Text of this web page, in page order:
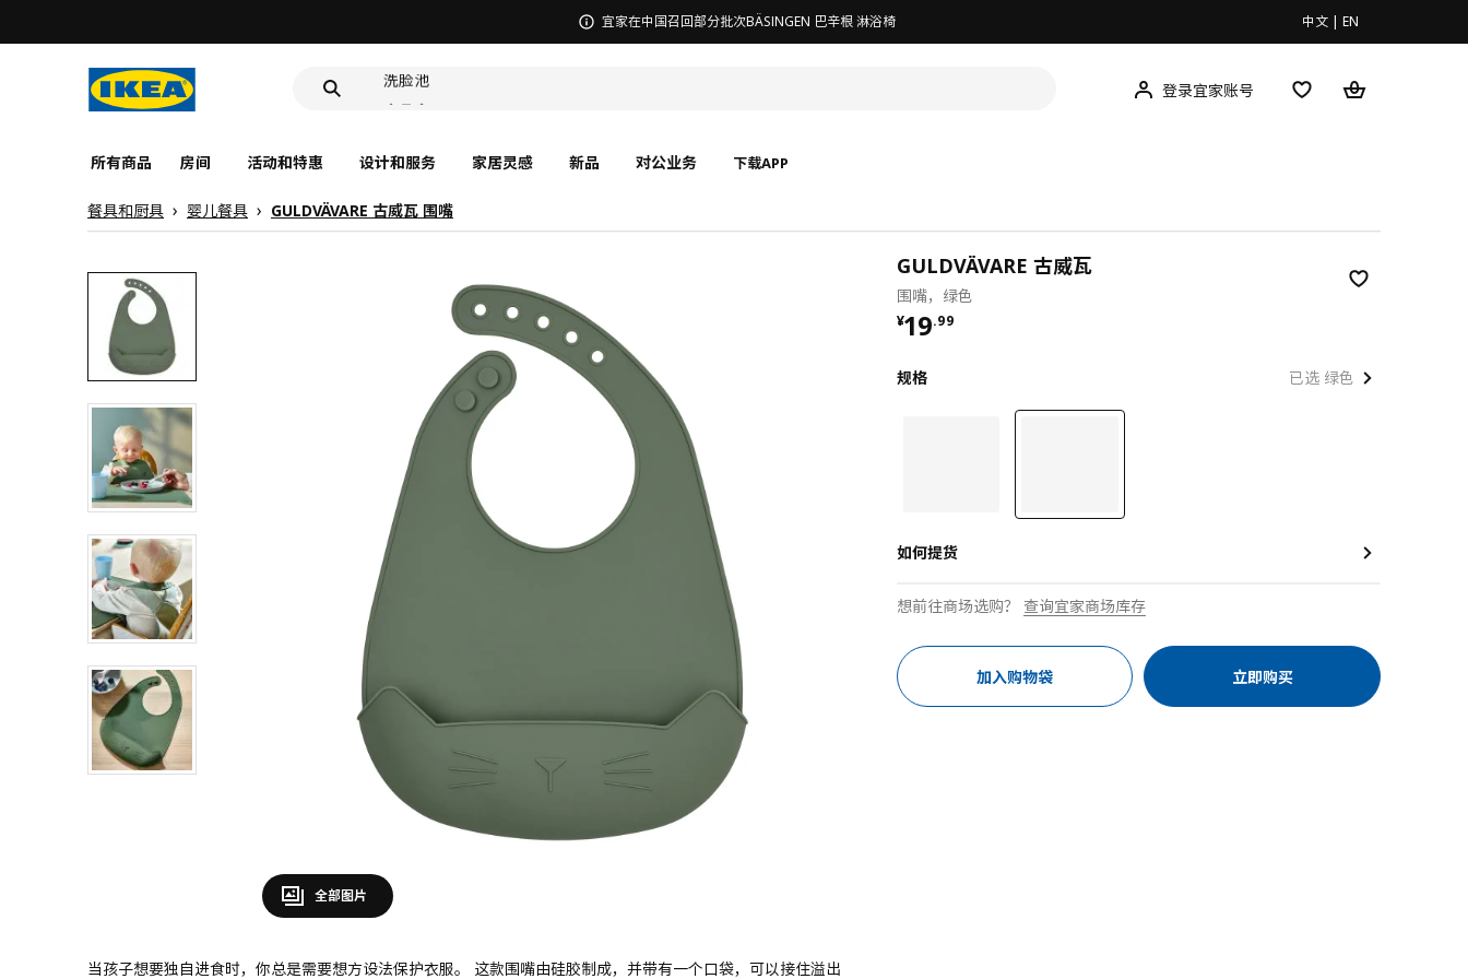
无锡商场发票事宜沟通 中文 | EN
食品盒
登录宜家账号
所有商品 房间 活动和特惠 设计和服务 家居灵感 新品 对公业务 下载APP
餐具和厨具 婴儿餐具 GULDVÄVARE 古威瓦 围嘴
全部图片
当孩子想要独自进食时，你总是需要想方设法保护衣服。 这款围嘴由硅胶制成，并带有一个口袋，可以接住溢出
GULDVÄVARE 古威瓦
围嘴，绿色
¥19.99
¥ 19.99
规格 已选 绿色
如何提货
想前往商场选购？ 查询宜家商场库存
加入购物袋 立即购买